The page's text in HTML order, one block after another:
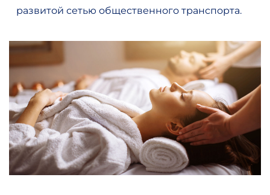
развитой сетью общественного транспорта.